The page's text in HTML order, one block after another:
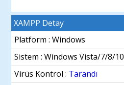
XAMPP Detay
Platform : Windows
Sistem :Windows Vista/7/8/10
Virüs Kontrol : Tarandı